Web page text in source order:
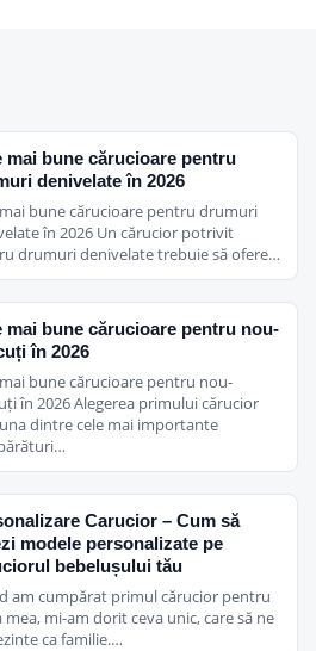
printr-o singura apasare a
– cand este pliat, se sustine
un troler;
de pliere, hamacul caruciorului nu
ramanand intotdeauna curat;
cu suspensii, se pot roti la 360º.
bile, confera rezistenta in cazul
si o usurinta in manevrabilitate cu
altor tipuri de roti. Rotile anterioare
sunt prevazute cu frana
si solid, reglabil in inaltime,
si practic, cu deschidere deosebit
incorporat in cadrul cosului (pana la
depasirea obstacolelor;
mai bune cărucioare pentru
denivelate în 2026
bune cărucioare pentru drumuri
în 2026 Un cărucior potrivit
drumuri denivelate trebuie să ofere…
mai bune cărucioare pentru nou-
în 2026
bune cărucioare pentru nou-
în 2026 Alegerea primului cărucior
dintre cele mai importante
Carucior – Cum să
modele personalizate pe
bebelușului tău
am cumpărat primul cărucior pentru
mi-am dorit ceva unic, care să ne
ca familie.…